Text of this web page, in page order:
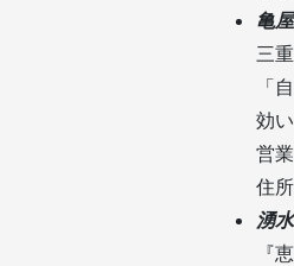
亀
三
「
効
営
住
湧
『